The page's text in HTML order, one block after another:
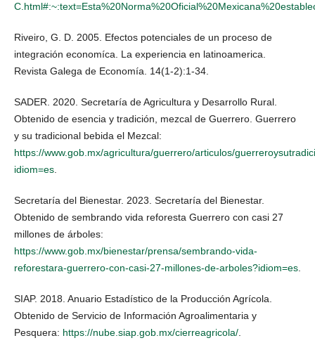
Riveiro, G. D. 2005. Efectos potenciales de un proceso de
integración economíca. La experiencia en latinoamerica.
Revista Galega de Economía. 14(1-2):1-34.
SADER. 2020. Secretaría de Agricultura y Desarrollo Rural.
Obtenido de esencia y tradición, mezcal de Guerrero. Guerrero
y su tradicional bebida el Mezcal:
https://www.gob.mx/agricultura/guerrero/articulos/
idiom=es.
Secretaría del Bienestar. 2023. Secretaría del Bienestar.
Obtenido de sembrando vida reforesta Guerrero con casi 27
millones de árboles:
https://www.gob.mx/bienestar/prensa/sembrando-vida-
reforestara-guerrero-con-casi-27-millones-de-arboles?idiom=es.
SIAP. 2018. Anuario Estadístico de la Producción Agrícola.
Obtenido de Servicio de Información Agroalimentaria y
Pesquera: https://nube.siap.gob.mx/cierreagricola/.